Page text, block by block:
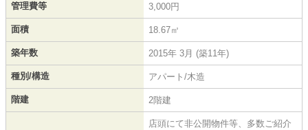
管理費等 3,000円
面積 18.67㎡
築年数 2015年 3月 (築11年)
種別/構造 アパート/木造
階建 2階建
店頭にて非公開物件等、多数ご紹介